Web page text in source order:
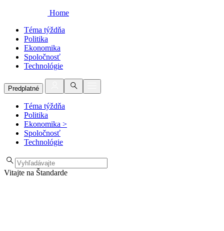
Home
Téma týždňa
Politika
Ekonomika
Spoločnosť
Technológie
Predplatné
Téma týždňa
Politika
Ekonomika >
Spoločnosť
Technológie
Vitajte na Štandarde